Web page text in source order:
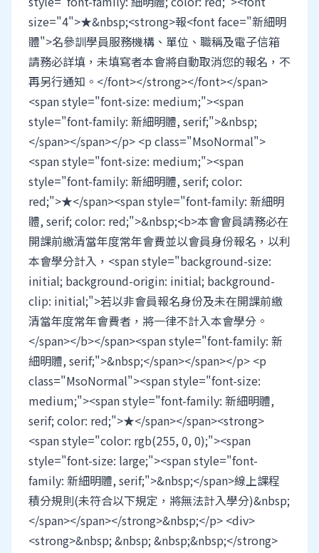
size="4">★&nbsp;<strong>報<font face="新細明
體">名參訓學員服務機構、單位、職稱及電子信箱
請務必詳填，未填寫者本會將自動取消您的報名，不
再另行通知。</font></strong></font></span>
<span style="font-size: medium;"><span
style="font-family: 新細明體, serif;">&nbsp;
</span></span></p> <p class="MsoNormal">
<span style="font-size: medium;"><span
style="font-family: 新細明體, serif; color:
red;">★</span><span style="font-family: 新細明
體, serif; color: red;">&nbsp;<b>本會會員請務必在
開課前繳清當年度常年會費並以會員身份報名，以利
本會學分計入，<span style="background-size:
initial; background-origin: initial; background-
clip: initial;">若以非會員報名身份及未在開課前繳
清當年度常年會費者，將一律不計入本會學分。
</span></b></span><span style="font-family: 新
細明體, serif;">&nbsp;</span></span></p> <p
class="MsoNormal"><span style="font-size:
medium;"><span style="font-family: 新細明體,
serif; color: red;">★</span></span><strong>
<span style="color: rgb(255, 0, 0);"><span
style="font-size: large;"><span style="font-
family: 新細明體, serif;">&nbsp;</span>線上課程
積分規則(未符合以下規定，將無法計入學分)&nbsp;
</span></span></strong>&nbsp;</p> <div>
<strong>&nbsp; &nbsp; &nbsp;&nbsp;</strong>